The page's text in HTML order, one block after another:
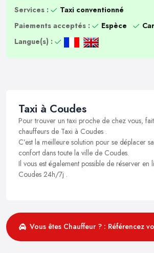
Services :
Taxi conventionné
Paiements acceptés :
Espèce
Langue(s) :
Taxi à Coudes
Pour trouver un taxi proche de chez vous,
chauffeurs de Taxi à Coudes .
C’est la meilleure solution pour se déplacer
confort dans toute la ville de Coudes.
Il vous est également possible de réserver en
Coudes 24h/7j .
Vous êtes Chauffeur ? : Référencez